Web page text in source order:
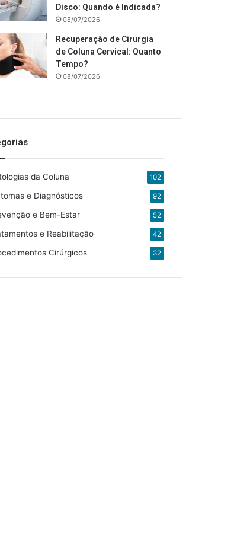
Disco: Quando é Indicada?
08/07/2026
Recuperação de Cirurgia
de Coluna Cervical: Quanto
Tempo?
08/07/2026
da Coluna 102
e Diagnósticos 92
e Bem-Estar 52
e Reabilitação 42
Cirúrgicos 32